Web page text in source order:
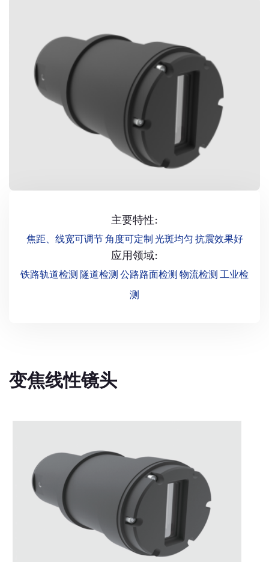
主要特性:
焦距、线宽可调节 角度可定制 光斑均匀 抗震效果好
应用领域:
铁路轨道检测 隧道检测 公路路面检测 物流检测 工业检
测
变焦线性镜头